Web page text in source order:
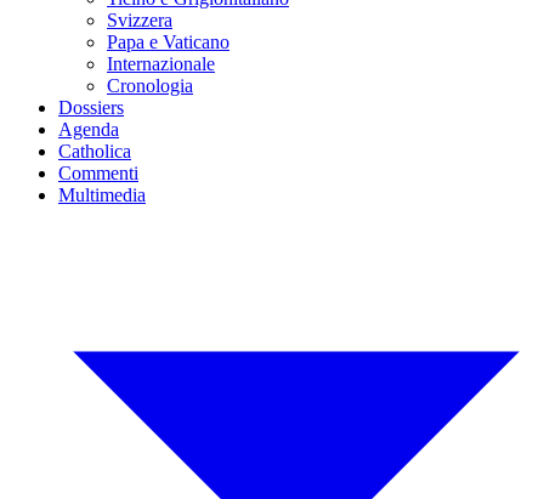
Svizzera
Papa e Vaticano
Internazionale
Cronologia
Dossiers
Agenda
Catholica
Commenti
Multimedia